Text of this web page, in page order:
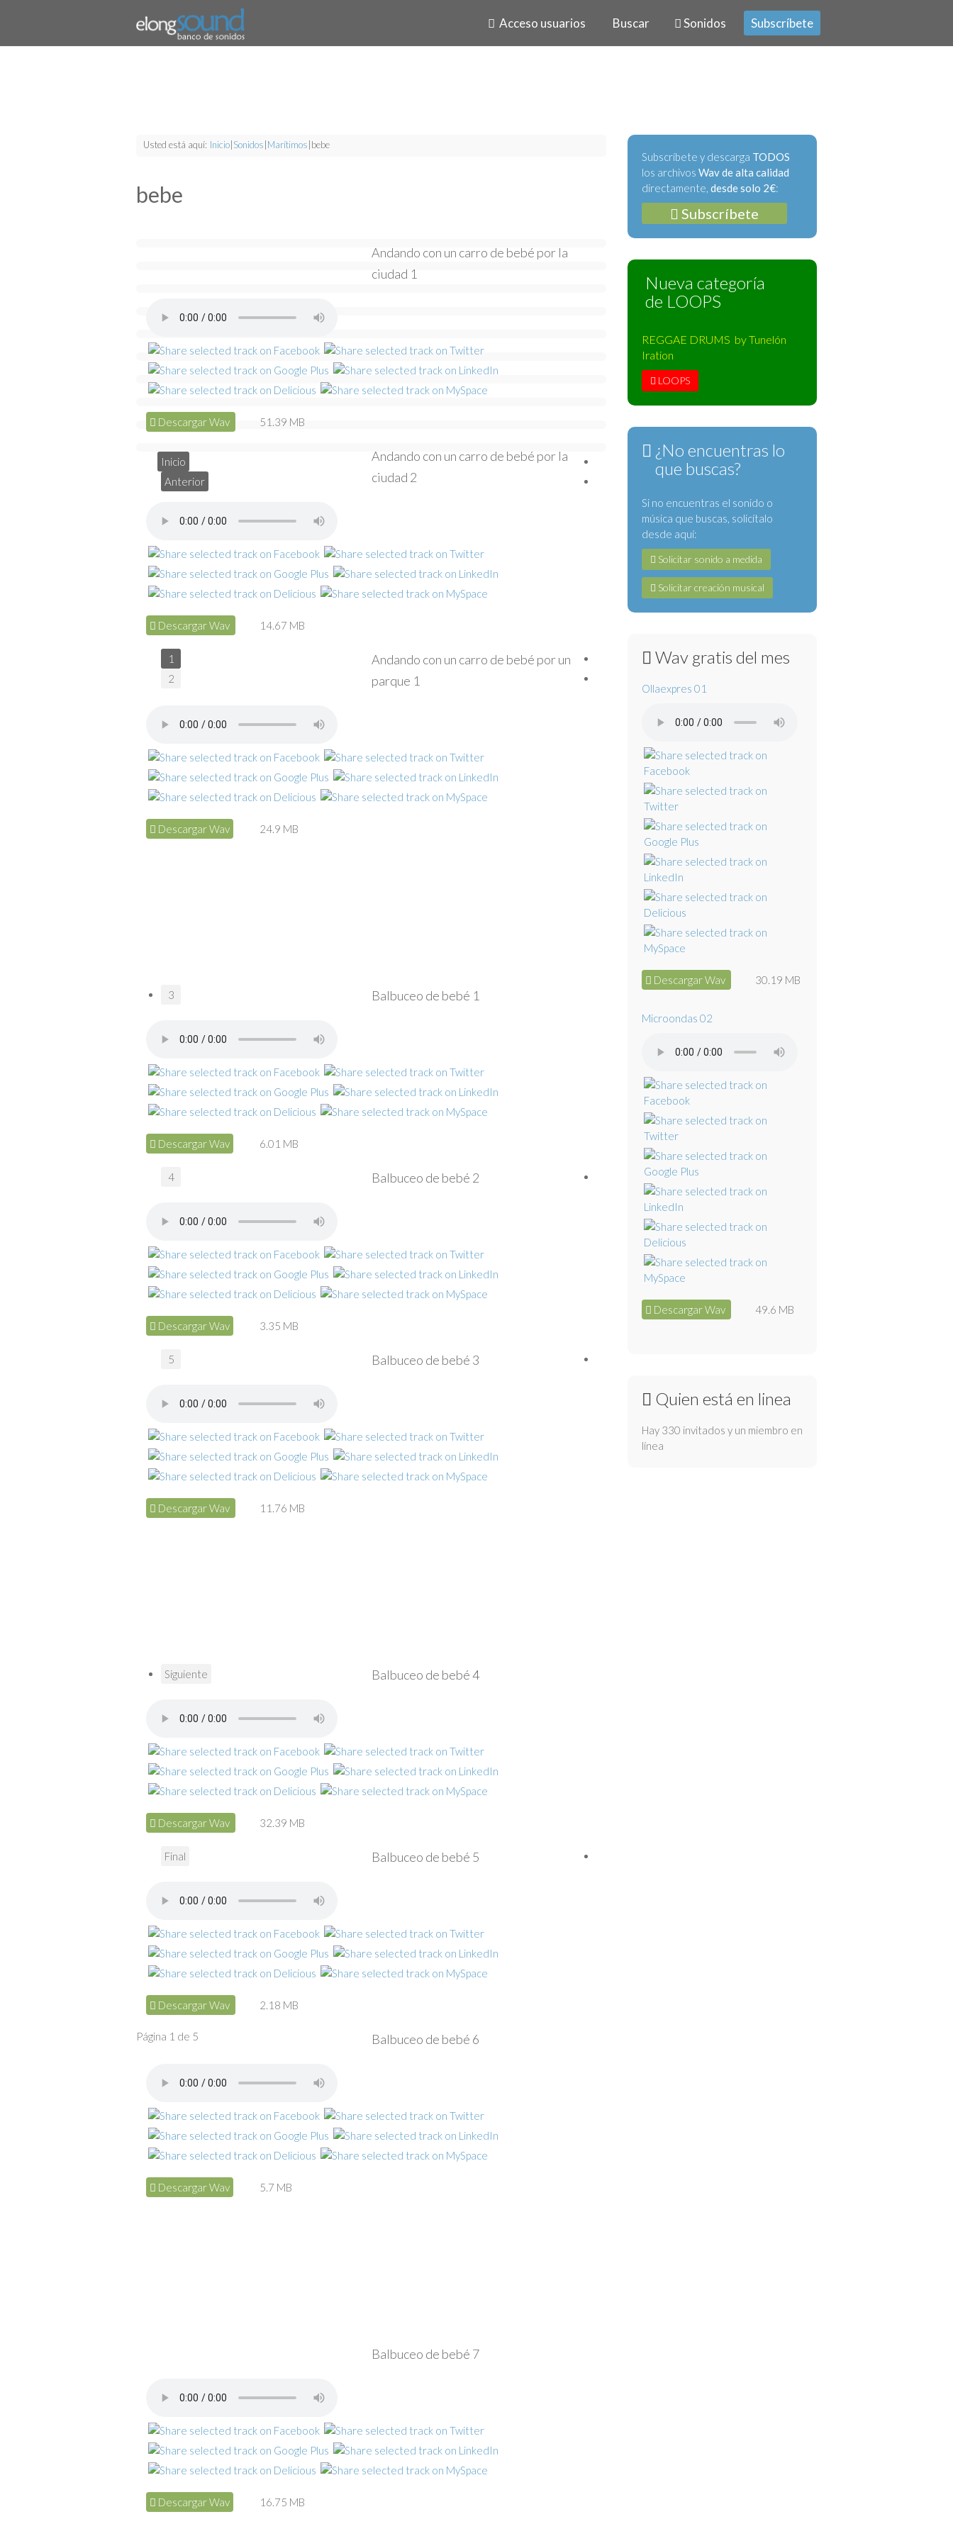
Acceso usuarios Buscar Sonidos Subscríbete
Usted está aquí: Inicio Sonidos Marítimos bebe
bebe
Andando con un carro de bebé por la
ciudad 1
Descargar Wav 51.39 MB
Andando con un carro de bebé por la
ciudad 2
Descargar Wav 14.67 MB
Andando con un carro de bebé por un
parque 1
Descargar Wav 24.9 MB
Balbuceo de bebé 1
Descargar Wav 6.01 MB
Balbuceo de bebé 2
Descargar Wav 3.35 MB
Balbuceo de bebé 3
Descargar Wav 11.76 MB
Balbuceo de bebé 4
Descargar Wav 32.39 MB
Balbuceo de bebé 5
Descargar Wav 2.18 MB
Balbuceo de bebé 6
Descargar Wav 5.7 MB
Balbuceo de bebé 7
Descargar Wav 16.75 MB
Inicio
Anterior
1
2
3
4
5
Siguiente
Final
Página 1 de 5
Subscríbete y descarga TODOS
los archivos Wav de alta calidad
directamente, desde solo 2€:
Subscríbete
Nueva categoría
de LOOPS
REGGAE DRUMS by Tunelón
Iration
LOOPS
¿No encuentras lo
que buscas?
Si no encuentras el sonido o
música que buscas, solicítalo
desde aquí:
Solicitar sonido a medida
Solicitar creación musical
Wav gratis del mes
Ollaexpres 01
Descargar Wav 30.19 MB
Microondas 02
Descargar Wav 49.6 MB
Quien está en linea
Hay 330 invitados y un miembro en
línea